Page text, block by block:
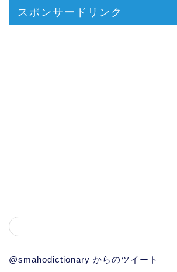
スポンサードリンク
@smahodictionary からのツイート